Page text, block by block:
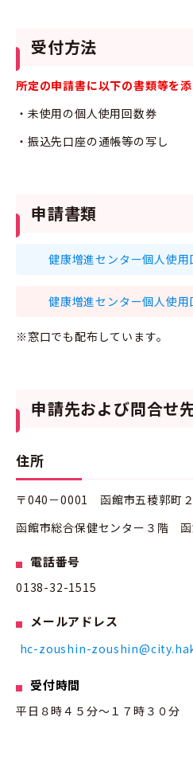
受付方法
所定の申請書に以下の書類等を添
・未使用の個人使用回数券
・振込先口座の通帳等の写し
申請書類
健康増進センター個人使
健康増進センター個人使
※窓口でも配布しています。
申請先および問合せ
住所
〒040－0001 函館市五稜郭町
函館市総合保健センター３階
電話番号
0138-32-1515
メールアドレス
hc-zoushin-
受付時間
平日８時４５分～１７時３０分